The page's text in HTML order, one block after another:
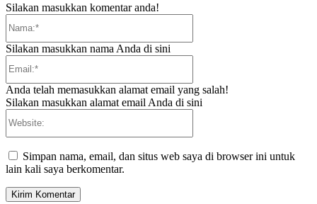
Silakan masukkan komentar anda!
Silakan masukkan nama Anda di sini
Anda telah memasukkan alamat email yang salah!
Silakan masukkan alamat email Anda di sini
Simpan nama, email, dan situs web saya di browser ini untuk
lain kali saya berkomentar.